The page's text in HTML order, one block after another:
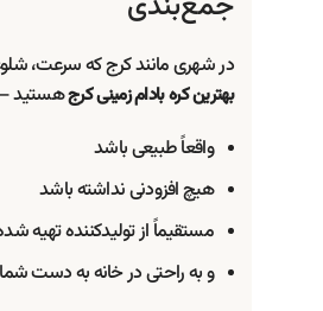
در شهری مانند کرج که سرعت،
بهترین کره بادام زمینی کرجهستید
واقعاً طبیعی باشد
هیچ افزودنی نداشته باشد
مستقیماً از تولیدکننده تهیه
و به راحتی در خانه به دست